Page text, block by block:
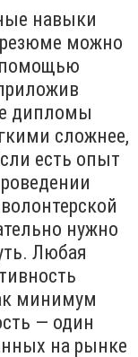
навыки
можно
помощью
дипломы
сложнее,
есть опыт
нужно
Любая
минимум
— один
на рынке